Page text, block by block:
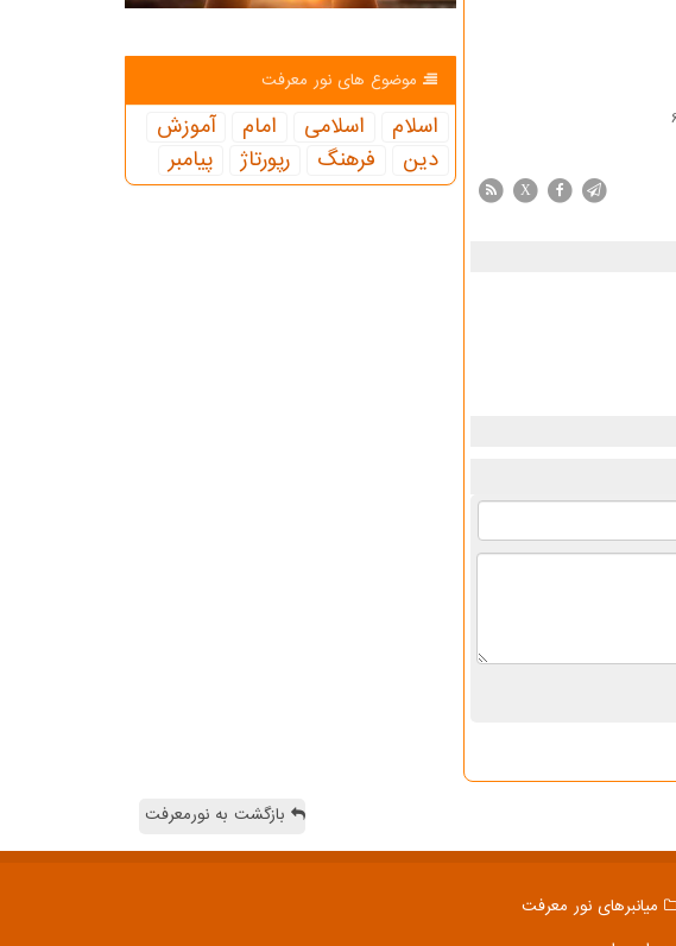
X
موضوع های نور معرفت
اسلام اسلامی امام
آموزش
دین
فرهنگ رپورتاژ پیامبر
بازگشت به نورمعرفت
میانبرهای نور معرفت